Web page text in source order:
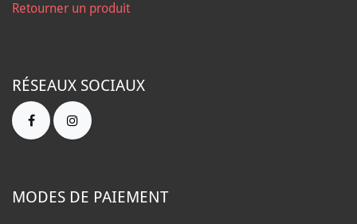
Retourner un produit
RÉSEAUX SOCIAUX
MODES DE PAIEMENT